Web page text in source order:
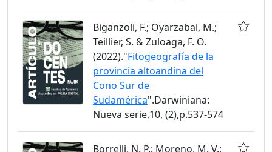
Biganzoli, F.; Oyarzabal, M.;
Teillier, S. & Zuloaga, F. O.
(2022)."Fitogeografía de la
provincia altoandina del
Cono Sur de
Sudamérica".Darwiniana:
Nueva serie,10, (2),p.537-574
Borrelli, N. P.; Moreno, M. V.;